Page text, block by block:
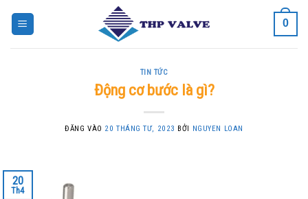
0
TIN TỨC
Động cơ bước là gì?
ĐĂNG VÀO 20 THÁNG TƯ, 2023 BỞI NGUYEN LOAN
20
Th4